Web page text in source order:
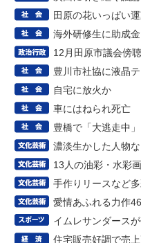
田原の花いっぱい運
海外研修生に助成金
12月田原市議会傍
豊川市社協に液晶
自宅に放火か
車にはねられ死亡
豊橋で「大逃走中」
濃淡生かした人物
13人の油彩・水彩
手作りリースなど
愛情あふれる力作
イムレサンダース
住宅販売好調で売